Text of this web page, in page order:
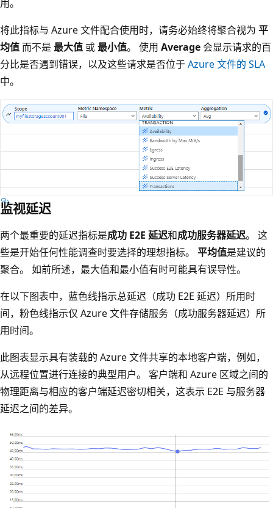
用。
将此指标与 Azure 文件配合使用时，请务必始终将聚合视为 平
均值而不是 最大值 或最小值。 使用 Average 会显示请求的百
分比是否遇到错误，以及这些请求是否位于Azure 文件的 SLA
中。
监视延迟
两个最重要的延迟指标是成功 E2E 延迟和成功服务器延迟。 这
些是开始任何性能调查时要选择的理想指标。 平均值是建议的
聚合。 如前所述，最大值和最小值有时可能具有误导性。
在以下图表中，蓝色线指示总延迟（成功 E2E 延迟）所用时
间，粉色线指示仅 Azure 文件存储服务（成功服务器延迟）所
用时间。
此图表显示具有装载的 Azure 文件共享的本地客户端，例如，
从远程位置进行连接的典型用户。 客户端和 Azure 区域之间的
物理距离与相应的客户端延迟密切相关，这表示 E2E 与服务器
延迟之间的差异。